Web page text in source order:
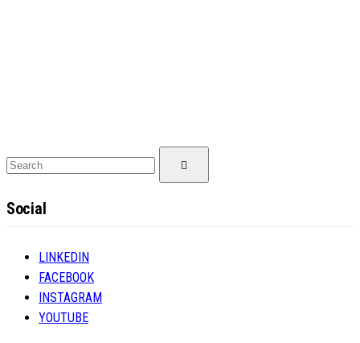
Search
for:
Social
LINKEDIN
FACEBOOK
INSTAGRAM
YOUTUBE